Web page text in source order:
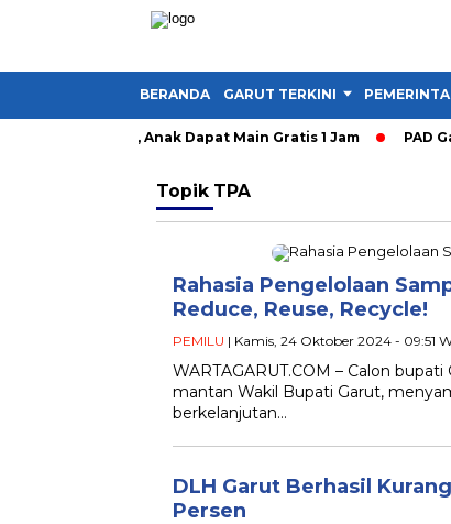
BERANDA GARUT TERKINI
Garut Dibuka, Anak Dapat Main Gratis 1 Jam PAD
Topik TPA
Rahasia Pengelolaan
Reduce, Reuse, Recycle!
PEMILU | Kamis, 24 Oktober 2024 - 09:51
WARTAGARUT.COM – Calon
mantan Wakil Bupati Garut,
berkelanjutan…
DLH Garut Berhasil
Persen